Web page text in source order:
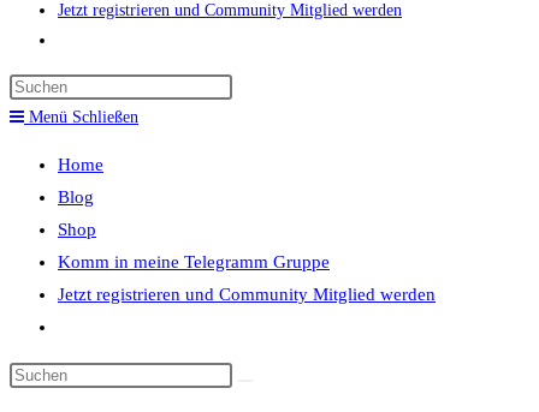
Jetzt registrieren und Community Mitglied werden
umschalten
panel.
Menü Schließen
Home
Blog
Shop
Komm in meine Telegramm Gruppe
Jetzt registrieren und Community Mitglied werden
umschalten
Diese